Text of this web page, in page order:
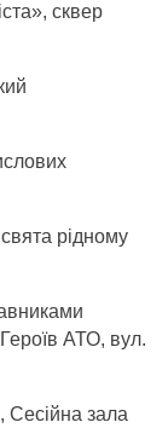
сквер
рідному
АТО, вул.
Сесійна зала